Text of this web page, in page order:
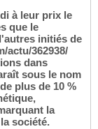
à leur prix le
que le
initiés de
actu/362938/
dans
sous le nom
plus de 10 %
la
société.